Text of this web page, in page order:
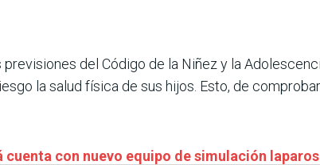
del Código de la Niñez y la
la salud física de sus hijos. Esto, de
con nuevo equipo de simulación